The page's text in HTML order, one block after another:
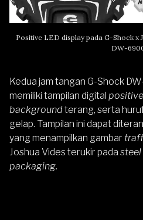
Positive LED display pada G-Shock x
DW-
Kedua jam tangan G-Shock
memiliki tampilan digital positive
backgroundterang, serta
gelap. Tampilan ini dapat
yang menampilkan gambar
Joshua Vides terukir pada
packaging.